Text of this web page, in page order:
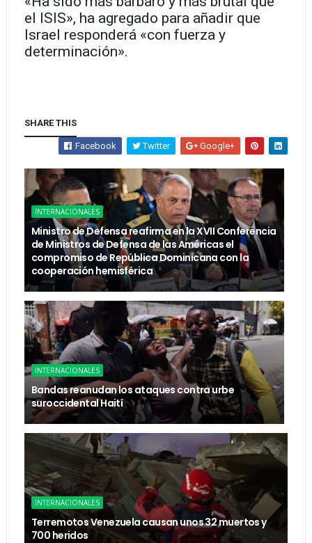
el ISIS», ha agregado para añadir que
Israel responderá «con fuerza y
determinación».
SHARE THIS
Facebook Twitter Google+
INTERNACIONALES
Ministro de Defensa reafirma en la XVII Conferencia
de Ministros de Defensa de las Américas el
compromiso de República Dominicana con la
cooperación hemisférica
INTERNACIONALES
Bandas reanudan los ataques contra urbe
suroccidental Haití
INTERNACIONALES
Terremotos Venezuela causan unos 32 muertos y
700 heridos